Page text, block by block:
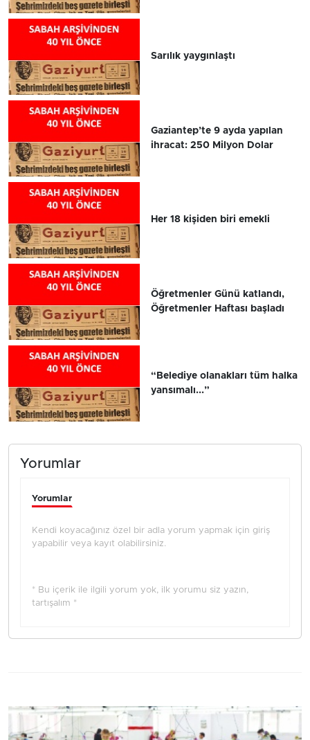
Sarılık yaygınlaştı
Gaziantep’te 9 ayda yapılan
ihracat: 250 Milyon Dolar
Her 18 kişiden biri emekli
Öğretmenler Günü katlandı,
Öğretmenler Haftası başladı
“Belediye olanakları tüm halka
yansımalı...”
Yorumlar
Yorumlar
Kendi koyacağınız özel bir adla yorum yapmak için giriş
yapabilir veya kayıt olabilirsiniz.
* Bu içerik ile ilgili yorum yok, ilk yorumu siz yazın,
tartışalım *